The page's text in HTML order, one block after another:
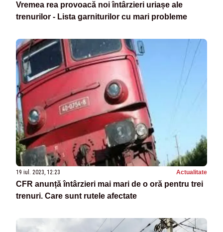
Vremea rea provoacă noi întârzieri uriașe ale
trenurilor - Lista garniturilor cu mari probleme
19 iul. 2023, 12:23 Actualitate
CFR anunță întârzieri mai mari de o oră pentru trei
trenuri. Care sunt rutele afectate